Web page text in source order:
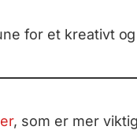
for et kreativt
, som er mer